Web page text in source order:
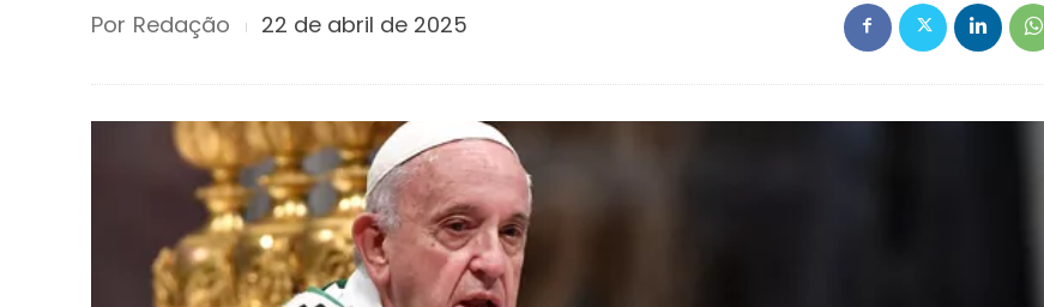
Por Redação 22 de abril de 2025